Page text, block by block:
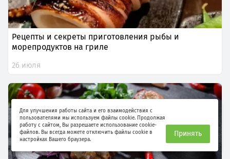
Рецепты и секреты приготовления рыбы и
морепродуктов на гриле
26 июля
Для улучшения работы сайта и его взаимодействия с
пользователями мы используем файлы cookie. Продолжая
работу с сайтом, Вы разрешаете использование cookie-
файлов. Вы всегда можете отключить файлы cookie в
настройках Вашего браузера.
Принять